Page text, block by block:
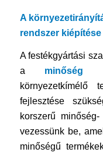
A
rendszer kiépítése
A festékgyártási
a minőség
környezetkímélő
fejlesztése
korszerű
vezessünk be,
minőségű